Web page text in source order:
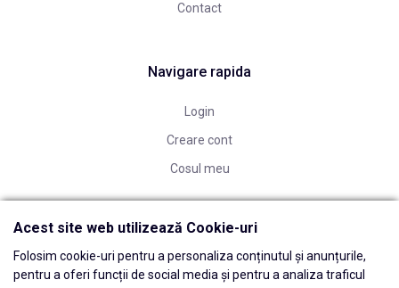
Contact
Navigare rapida
Login
Creare cont
Cosul meu
Acest site web utilizează Cookie-uri
Folosim cookie-uri pentru a personaliza conținutul și anunțurile,
pentru a oferi funcții de social media și pentru a analiza traficul